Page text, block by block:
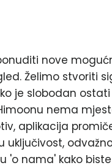
nove
Želimo stvoriti
je slobodan
nema
aplikacija
uključivost,
'o nama' kako